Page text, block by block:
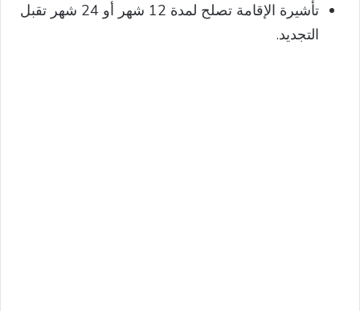
تأشيرة الإقامة تصلح لمدة 12 شهر أو 24 شهر تقبل
التجديد.